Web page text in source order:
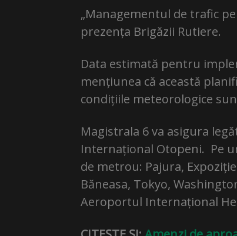
„Managementul de trafic
prezența Brigăzii Rutiere.
Data estimată pentru
mențiunea că această
condițiile meteorologice
Magistrala 6 va asigura
Internațional Otopeni. Pe
de metrou: Pajura,
Băneasa, Tokyo,
Aeroportul Internațional